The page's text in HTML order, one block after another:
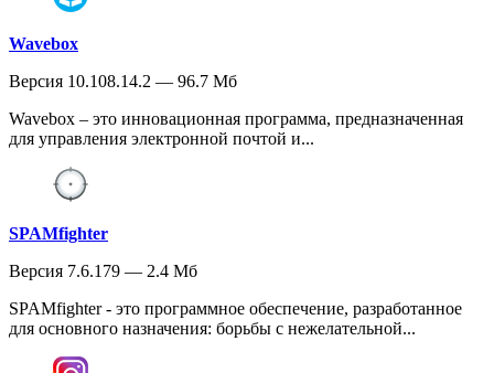
Wavebox
Версия 10.108.14.2 — 96.7 Мб
Wavebox – это инновационная программа, предназначенная
для управления электронной почтой и...
SPAMfighter
Версия 7.6.179 — 2.4 Мб
SPAMfighter - это программное обеспечение, разработанное
для основного назначения: борьбы с нежелательной...